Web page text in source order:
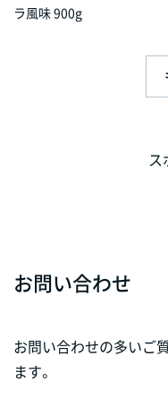
ラ風味 900g
お問い合わせ
お問い合わせの多いご
ます。